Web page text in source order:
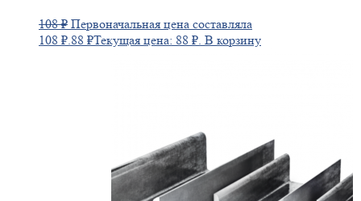
108₽ Первоначальная цена составляла
108 ₽. 88 ₽Текущая цена: 88 ₽. В корзину